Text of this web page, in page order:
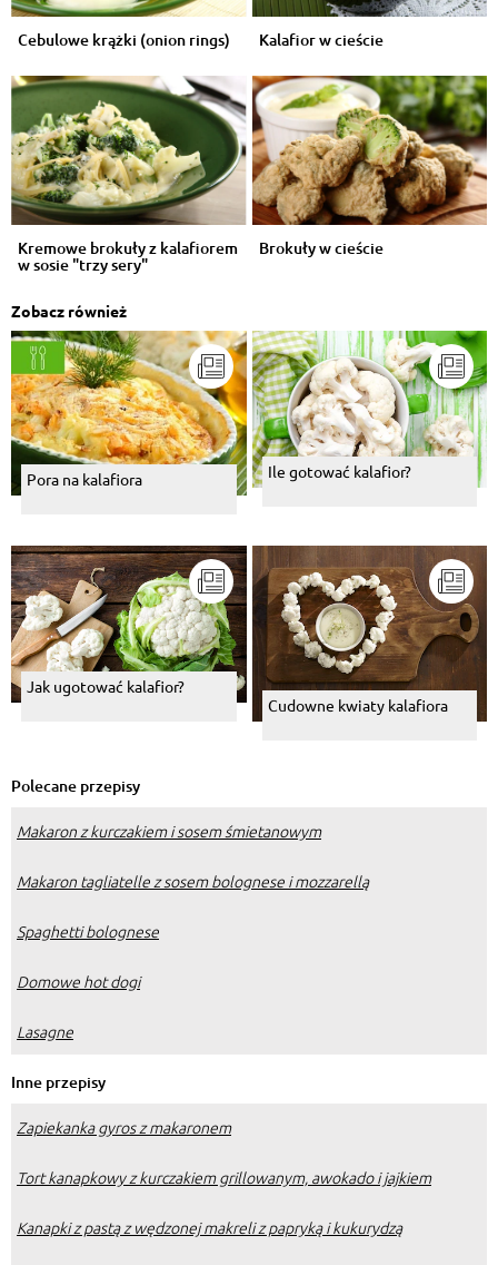
Cebulowe krążki (onion rings) Kalafior w cieście
Kremowe brokuły z kalafiorem
w sosie "trzy sery"
Brokuły w cieście
Zobacz również
Pora na kalafiora Ile gotować kalafior?
Jak ugotować kalafior?
Cudowne kwiaty kalafiora
Polecane przepisy
Makaron z kurczakiem i sosem śmietanowym
Makaron tagliatelle z sosem bolognese i mozzarellą
Spaghetti bolognese
Domowe hot dogi
Lasagne
Inne przepisy
Zapiekanka gyros z makaronem
Tort kanapkowy z kurczakiem grillowanym, awokado i jajkiem
Kanapki z pastą z wędzonej makreli z papryką i kukurydzą